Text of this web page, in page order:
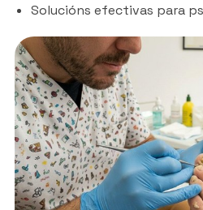
Solucións efectivas para